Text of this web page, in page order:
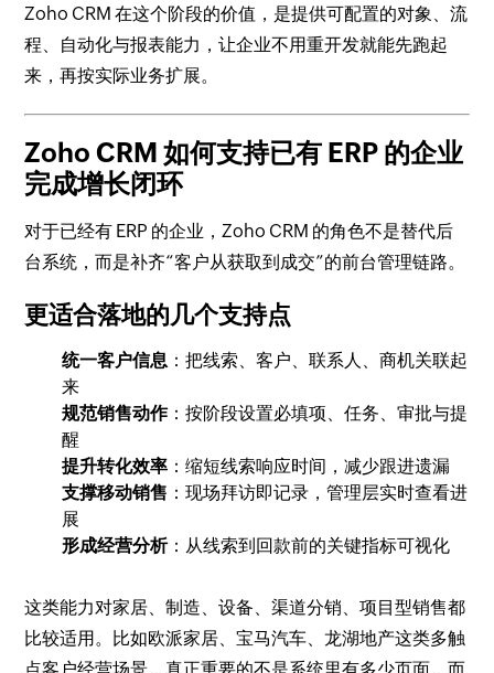
Zoho CRM 在这个阶段的价值，是提供可配置的对象、流
程、自动化与报表能力，让企业不用重开发就能先跑起
来，再按实际业务扩展。
Zoho CRM 如何支持已有 ERP 的企业
完成增长闭环
对于已经有 ERP 的企业，Zoho CRM 的角色不是替代后
台系统，而是补齐“客户从获取到成交”的前台管理链路。
更适合落地的几个支持点
统一客户信息 ：把线索、客户、联系人、商机关联起
来
规范销售动作：按阶段设置必填项、任务、审批与提
醒
提升转化效率 ：缩短线索响应时间，减少跟进遗漏
支撑移动销售 ：现场拜访即记录，管理层实时查看进
展
形成经营分析：从线索到回款前的关键指标可视化
这类能力对家居、制造、设备、渠道分销、项目型销售都
比较适用。比如欧派家居、宝马汽车、龙湖地产这类多触